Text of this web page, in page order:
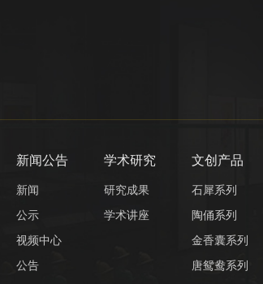
新闻公告
新闻
公示
视频中心
公告
学术研究
研究成果
学术讲座
文创产品
石犀系列
陶俑系列
金香囊系列
唐鸳鸯系列